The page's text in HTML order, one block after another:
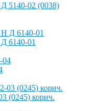
5140-02 (0038)
6140-01
(0245) корич.